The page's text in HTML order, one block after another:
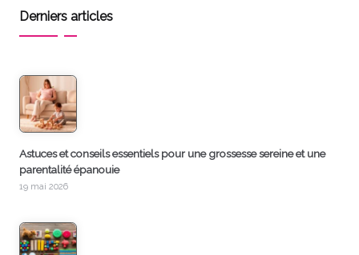
Derniers articles
Astuces et conseils essentiels pour une grossesse sereine et une
parentalité épanouie
19 mai 2026